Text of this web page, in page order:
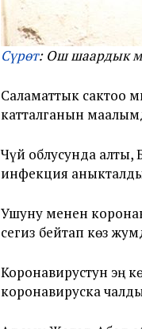
Сүрөт: Ош шаардык
Саламаттык сактоо
катталганын
Чүй облусунда
инфекция
Ушуну менен
сегиз бейтап көз
Коронавирустун эң
коронавируска